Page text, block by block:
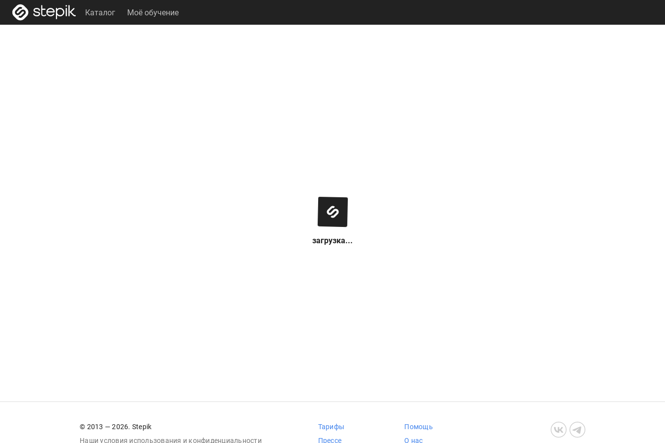
Каталог Моё обучение
загрузка...
© 2013 — 2026. Stepik
Наши условия использования и конфиденциальности
Тарифы
Прессе
Помощь
О нас